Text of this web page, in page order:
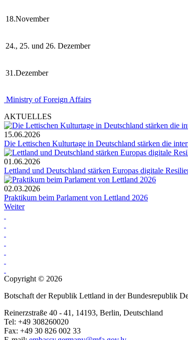
18.November
24., 25. und 26. Dezember
31.Dezember
Ministry of Foreign Affairs
AKTUELLES
15.06.2026
Die Lettischen Kulturtage in Deutschland stärken die
01.06.2026
Lettland und Deutschland stärken Europas digitale
02.03.2026
Praktikum beim Parlament von Lettland 2026
Weiter
Copyright © 2026
Botschaft der Republik Lettland in der Bundesrepublik
Reinerzstraße 40 - 41, 14193, Berlin, Deutschland
Tel: +49 308260020
Fax: +49 30 826 002 33